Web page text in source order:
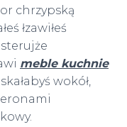
chrzypską
łzawiłeś
meble kuchnie
wokół,